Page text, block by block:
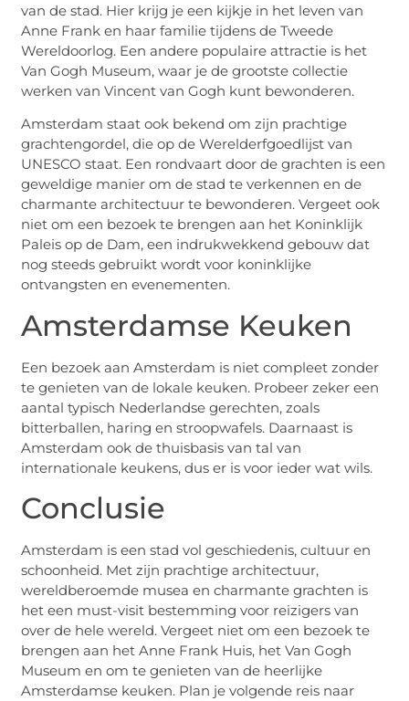
van de stad. Hier krijg je een kijkje in het leven van
Anne Frank en haar familie tijdens de Tweede
Wereldoorlog. Een andere populaire attractie is het
Van Gogh Museum, waar je de grootste collectie
werken van Vincent van Gogh kunt bewonderen.
Amsterdam staat ook bekend om zijn prachtige
grachtengordel, die op de Werelderfgoedlijst van
UNESCO staat. Een rondvaart door de grachten is een
geweldige manier om de stad te verkennen en de
charmante architectuur te bewonderen. Vergeet ook
niet om een bezoek te brengen aan het Koninklijk
Paleis op de Dam, een indrukwekkend gebouw dat
nog steeds gebruikt wordt voor koninklijke
ontvangsten en evenementen.
Amsterdamse Keuken
Een bezoek aan Amsterdam is niet compleet zonder
te genieten van de lokale keuken. Probeer zeker een
aantal typisch Nederlandse gerechten, zoals
bitterballen, haring en stroopwafels. Daarnaast is
Amsterdam ook de thuisbasis van tal van
internationale keukens, dus er is voor ieder wat wils.
Conclusie
Amsterdam is een stad vol geschiedenis, cultuur en
schoonheid. Met zijn prachtige architectuur,
wereldberoemde musea en charmante grachten is
het een must-visit bestemming voor reizigers van
over de hele wereld. Vergeet niet om een bezoek te
brengen aan het Anne Frank Huis, het Van Gogh
Museum en om te genieten van de heerlijke
Amsterdamse keuken. Plan je volgende reis naar